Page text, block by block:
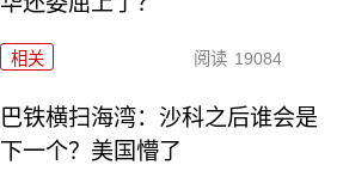
相关 阅读 19084
巴铁横扫海湾：沙科之后谁会是
下一个？美国懵了